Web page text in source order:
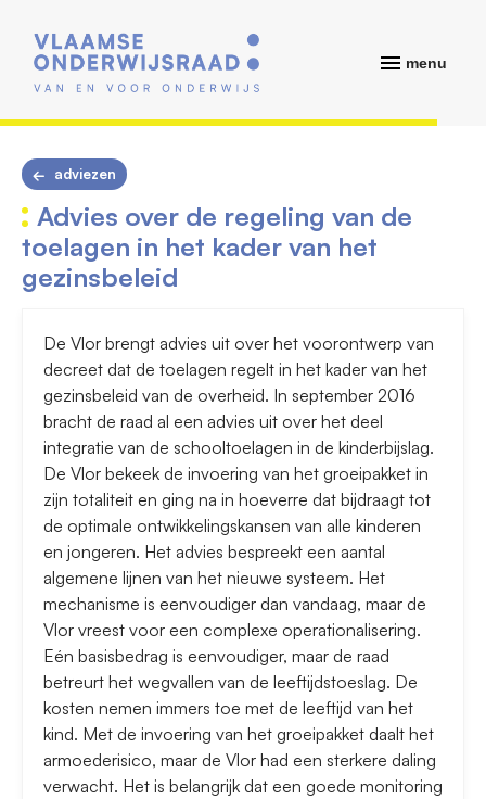
menu
adviezen
Advies over de regeling van de
toelagen in het kader van het
gezinsbeleid
De Vlor brengt advies uit over het voorontwerp van
decreet dat de toelagen regelt in het kader van het
gezinsbeleid van de overheid. In september 2016
bracht de raad al een advies uit over het deel
integratie van de schooltoelagen in de kinderbijslag.
De Vlor bekeek de invoering van het groeipakket in
zijn totaliteit en ging na in hoeverre dat bijdraagt tot
de optimale ontwikkelingskansen van alle kinderen
en jongeren. Het advies bespreekt een aantal
algemene lijnen van het nieuwe systeem. Het
mechanisme is eenvoudiger dan vandaag, maar de
Vlor vreest voor een complexe operationalisering.
Eén basisbedrag is eenvoudiger, maar de raad
betreurt het wegvallen van de leeftijdstoeslag. De
kosten nemen immers toe met de leeftijd van het
kind. Met de invoering van het groeipakket daalt het
armoederisico, maar de Vlor had een sterkere daling
verwacht. Het is belangrijk dat een goede monitoring